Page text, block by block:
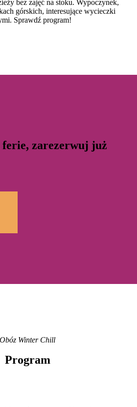
bez zajęć na stoku. Wypoczynek,
górskich, interesujące wycieczki
Sprawdź program!
ferie, zarezerwuj już
Obóz Winter Chill
Program